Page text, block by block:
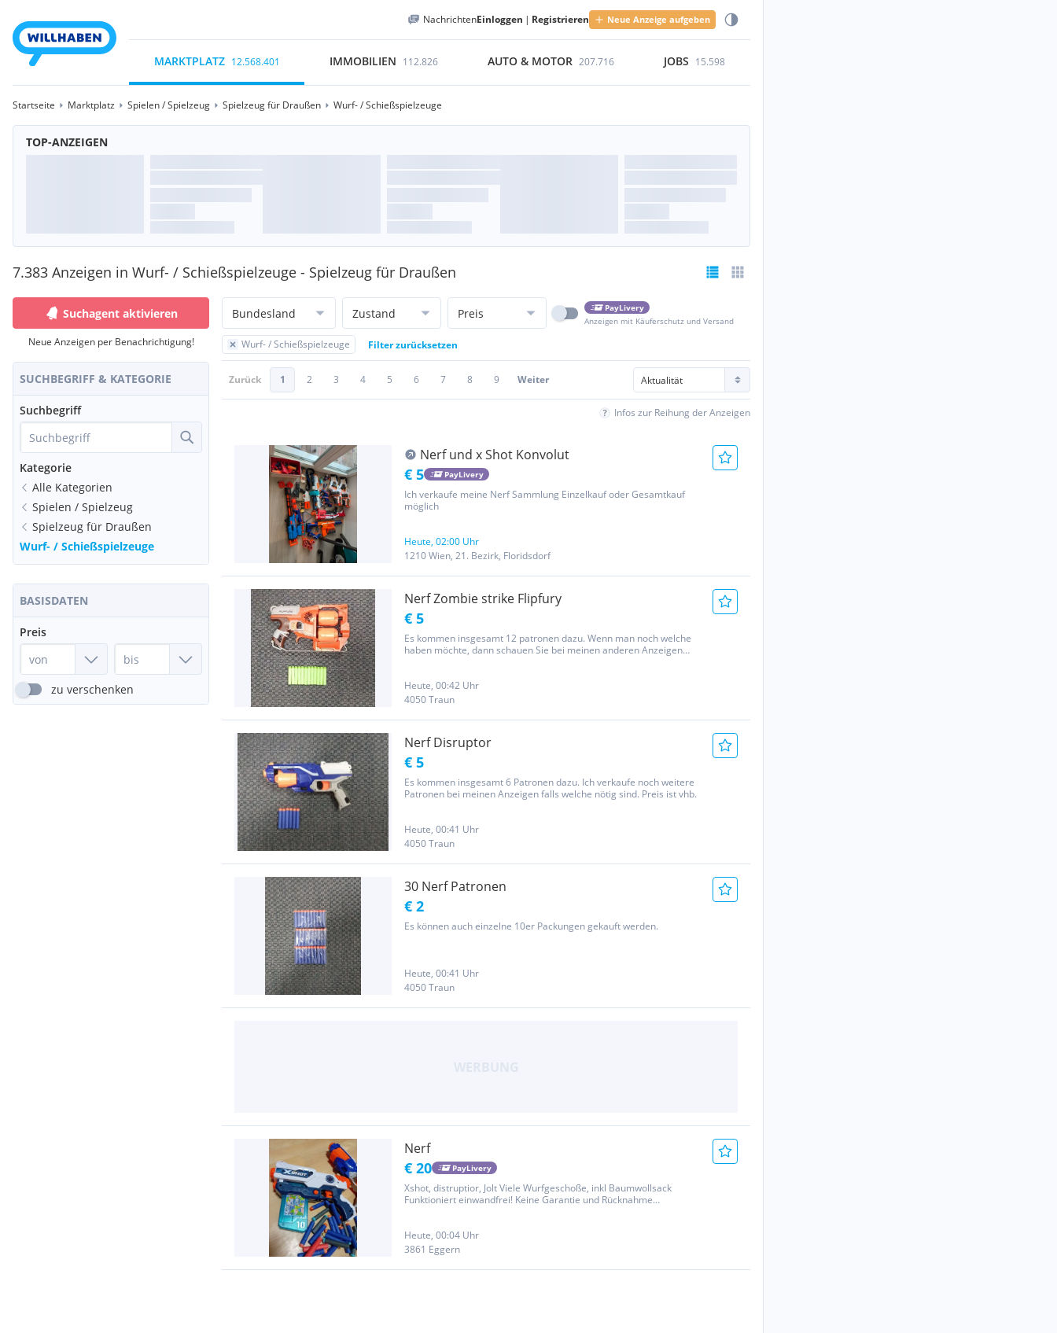
NachrichtenEinloggen | Registrieren Neue Anzeige aufgeben
MARKTPLATZ 12.568.401 IMMOBILIEN 112.826 AUTO & MOTOR 207.716 JOBS 15.598
Startseite Marktplatz Spielen / Spielzeug Spielzeug für Draußen Wurf- / Schießspielzeuge
TOP-ANZEIGEN
7.383 Anzeigen in Wurf- / Schießspielzeuge - Spielzeug für Draußen
Suchagent aktivieren
Neue Anzeigen per Benachrichtigung!
SUCHBEGRIFF & KATEGORIE
Suchbegriff
Kategorie
Alle Kategorien
Spielen / Spielzeug
Spielzeug für Draußen
Wurf- / Schießspielzeuge
BASISDATEN
Preis
zu verschenken
Bundesland Zustand Preis
PayLivery
Anzeigen mit Käuferschutz und Versand
Wurf- / Schießspielzeuge Filter zurücksetzen
Zurück 1 2 3 4 5 6 7 8 9 Weiter
Infos zur Reihung der Anzeigen
Nerf und x Shot Konvolut
€ 5 PayLivery
Ich verkaufe meine Nerf Sammlung Einzelkauf oder Gesamtkauf
möglich
Heute, 02:00 Uhr
1210 Wien, 21. Bezirk, Floridsdorf
Nerf Zombie strike Flipfury
€ 5
Es kommen insgesamt 12 patronen dazu. Wenn man noch welche
haben möchte, dann schauen Sie bei meinen anderen Anzeigen
Heute, 00:42 Uhr
4050 Traun
Nerf Disruptor
€ 5
Es kommen insgesamt 6 Patronen dazu. Ich verkaufe noch weitere
Patronen bei meinen Anzeigen falls welche nötig sind. Preis ist vhb.
Heute, 00:41 Uhr
4050 Traun
30 Nerf Patronen
€ 2
Es können auch einzelne 10er Packungen gekauft werden.
Heute, 00:41 Uhr
4050 Traun
Nerf
€ 20 PayLivery
Xshot, distruptior, Jolt Viele Wurfgeschoße, inkl Baumwollsack
Funktioniert einwandfrei! Keine Garantie und Rücknahme
Heute, 00:04 Uhr
3861 Eggern